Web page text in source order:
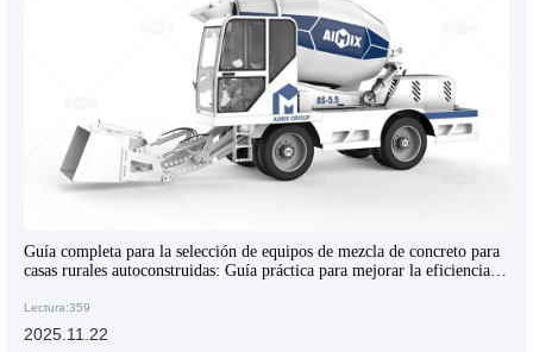
Guía completa para la selección de equipos de mezcla de concreto para
casas rurales autoconstruidas: Guía práctica para mejorar la eficiencia
Lectura:359
2025.11.22